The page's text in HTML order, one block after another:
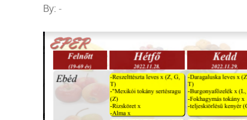
By: -